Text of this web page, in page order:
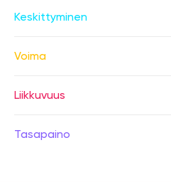
Keskittyminen
Voima
Liikkuvuus
Tasapaino